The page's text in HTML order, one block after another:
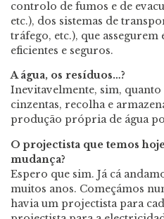
controlo de fumos e de
etc.), dos sistemas de
tráfego, etc.), que
eficientes e seguros.
A água, os resíduos…?
Inevitavelmente, sim, quanto
cinzentas, recolha e
produção própria de água
O projectista que temos
mudança?
Espero que sim. Já cá
muitos anos. Começámos
havia um projectista para